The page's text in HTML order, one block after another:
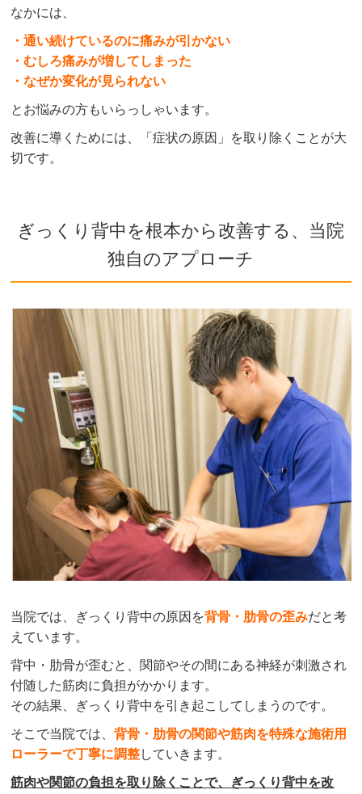
なかには、
・通い続けているのに痛みが引かない
・むしろ痛みが増してしまった
・なぜか変化が見られない
とお悩みの方もいらっしゃいます。
改善に導くためには、「症状の原因」を取り除くことが大
切です。
ぎっくり背中を根本から改善する、当院
独自のアプローチ
当院では、ぎっくり背中の原因を背骨・ 肋骨の歪みだと考
えています。
背中・肋骨が歪むと、関節やその間にある神経が刺激され
付随した筋肉に負担がかかります。
その結果、ぎっくり背中を引き起こしてしまうのです。
そこで当院では、背骨・肋骨の関節や筋肉を特殊な施術用
ローラーで丁寧に調整していきます。
筋肉や関節の負担を取り除くことで、ぎっくり背中を改